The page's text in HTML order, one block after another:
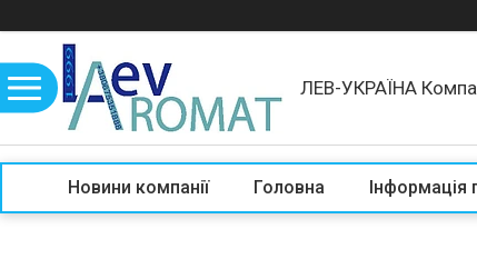
ЛЕВ-УКРАЇНА
Новини компанії Головна Інформація